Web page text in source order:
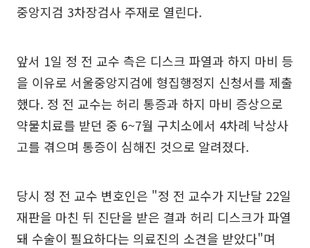
중앙지검 3차장검사 주재로 열린다.
앞서 1일 정 전 교수 측은 디스크 파열과 하지 마비 등
을 이유로 서울중앙지검에 형집행정지 신청서를 제출
했다. 정 전 교수는 허리 통증과 하지 마비 증상으로
약물치료를 받던 중 6~7월 구치소에서 4차례 낙상사
고를 겪으며 통증이 심해진 것으로 알려졌다.
당시 정 전 교수 변호인은 "정 전 교수가 지난달 22일
재판을 마친 뒤 진단을 받은 결과 허리 디스크가 파열
돼 수술이 필요하다는 의료진의 소견을 받았다"며